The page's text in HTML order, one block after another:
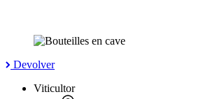
Devolver
Viticultor